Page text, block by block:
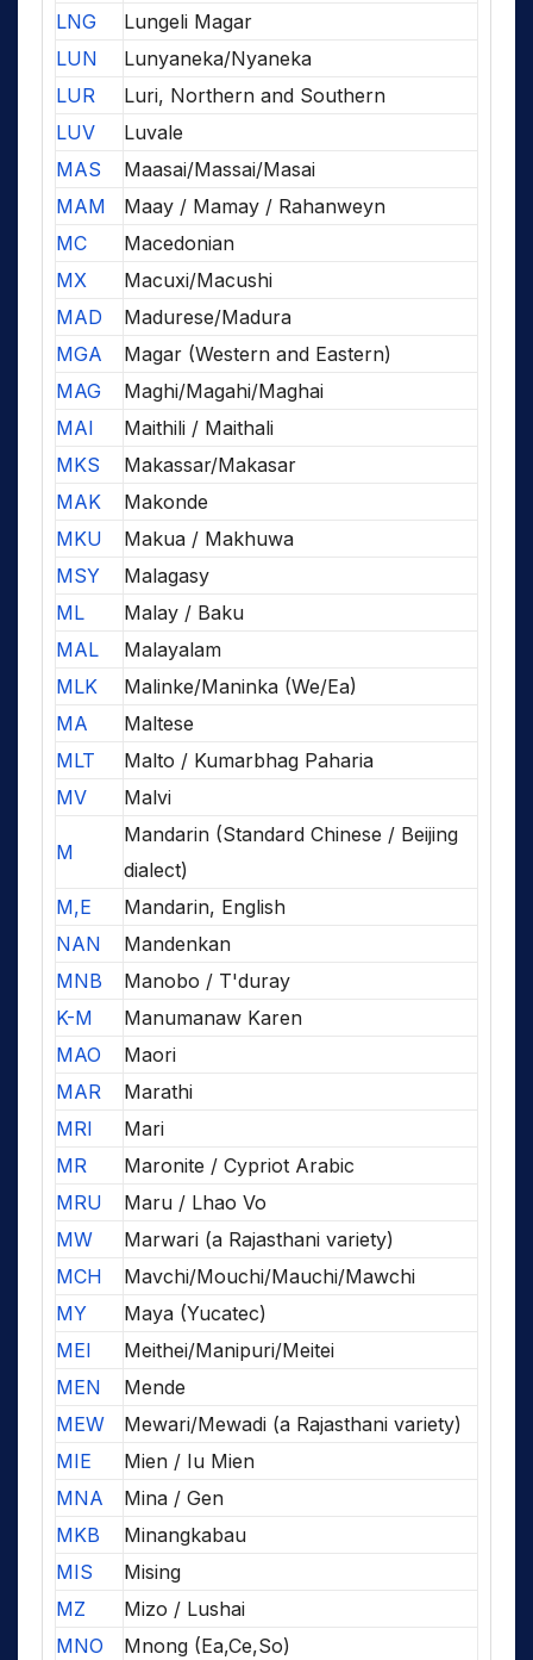
LNG
Lungeli Magar
LUN
Lunyaneka/Nyaneka
LUR
Luri, Northern and Southern
LUV
Luvale
MAS
Maasai/Massai/Masai
MAM
Maay / Mamay / Rahanweyn
MC
Macedonian
MX
Macuxi/Macushi
MAD
Madurese/Madura
MGA
Magar (Western and Eastern)
MAG
Maghi/Magahi/Maghai
MAI
Maithili / Maithali
MKS
Makassar/Makasar
MAK
Makonde
MKU
Makua / Makhuwa
MSY
Malagasy
ML
Malay / Baku
MAL
Malayalam
MLK
Malinke/Maninka (We/Ea)
MA
Maltese
MLT
Malto / Kumarbhag Paharia
MV
Malvi
M
Mandarin (Standard Chinese / Beijing
dialect)
M,E
Mandarin, English
NAN
Mandenkan
MNB
Manobo / T'duray
K-M
Manumanaw Karen
MAO
Maori
MAR
Marathi
MRI
Mari
MR
Maronite / Cypriot Arabic
MRU
Maru / Lhao Vo
MW
Marwari (a Rajasthani variety)
MCH
Mavchi/Mouchi/Mauchi/Mawchi
MY
Maya (Yucatec)
MEI
Meithei/Manipuri/Meitei
MEN
Mende
MEW
Mewari/Mewadi (a Rajasthani variety)
MIE
Mien / Iu Mien
MNA
Mina / Gen
MKB
Minangkabau
MIS
Mising
MZ
Mizo / Lushai
MNO
Mnong (Ea,Ce,So)